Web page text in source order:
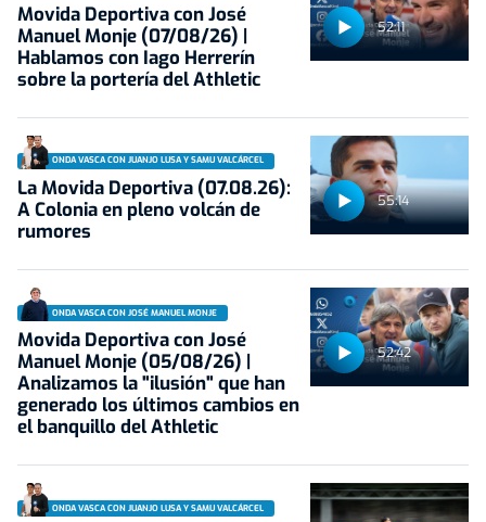
52:11
Movida Deportiva con José
Manuel Monje (07/08/26) |
Hablamos con Iago Herrerín
sobre la portería del Athletic
55:14
ONDA VASCA CON JUANJO LUSA Y SAMU VALCÁRCEL
La Movida Deportiva (07.08.26):
A Colonia en pleno volcán de
rumores
52:42
ONDA VASCA CON JOSÉ MANUEL MONJE
Movida Deportiva con José
Manuel Monje (05/08/26) |
Analizamos la "ilusión" que han
generado los últimos cambios en
el banquillo del Athletic
ONDA VASCA CON JUANJO LUSA Y SAMU VALCÁRCEL